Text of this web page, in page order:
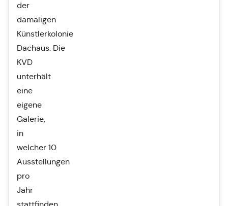
der
damaligen
Künstlerkolonie
Dachaus. Die
KVD
unterhält
eine
eigene
Galerie,
in
welcher 10
Ausstellungen
pro
Jahr